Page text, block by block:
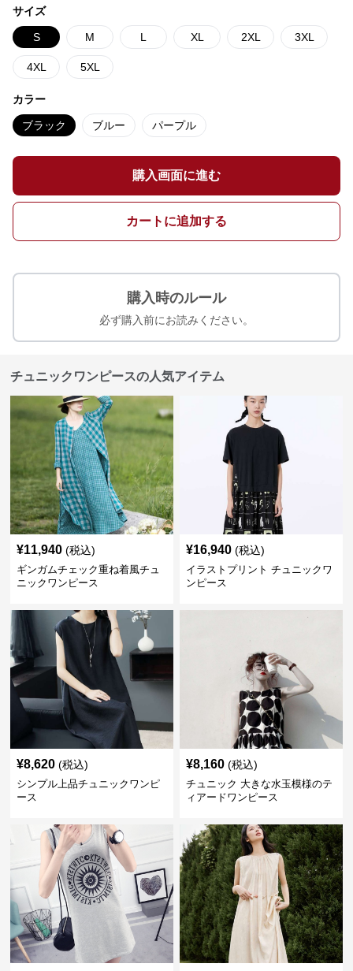
サイズ
S M L XL 2XL 3XL
4XL 5XL
カラー
ブラック ブルー パープル
購入画面に進む
カートに追加する
購入時のルール
必ず購入前にお読みください。
チュニックワンピースの人気アイテム
¥11,940 (税込)
ギンガムチェック重ね着風チュ
ニックワンピース
¥16,940 (税込)
イラストプリント チュニックワ
ンピース
¥8,620 (税込)
シンプル上品チュニックワンピ
ース
¥8,160 (税込)
チュニック 大きな水玉模様のテ
ィアードワンピース